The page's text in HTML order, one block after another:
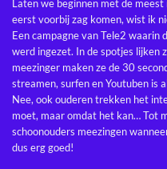
Laten we beginnen met de
eerst voorbij zag komen, wist ik
Een campagne van Tele2 waarin
werd ingezet. In de spotjes lijken
meezinger maken ze de 30
streamen, surfen en Youtuben is
Nee, ook ouderen trekken het
moet, maar omdat het kan… Tot
schoonouders meezingen
dus erg goed!